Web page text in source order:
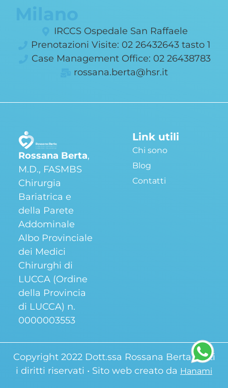
IRCCS Ospedale San Raffaele
Prenotazioni Visite: 02 26432643 tasto 1
Case Management Office: 02 26438783
rossana.berta@hsr.it
Rossana Berta,
M.D., FASMBS
Chirurgia
Bariatrica e
della Parete
Addominale
Albo Provinciale
dei Medici
Chirurghi di
LUCCA (Ordine
della Provincia
di LUCCA) n.
0000003553
Link utili
Chi sono
Blog
Contatti
Copyright 2022 Dott.ssa Rossana Berta, tutti
i diritti riservati • Sito web creato da Hanami